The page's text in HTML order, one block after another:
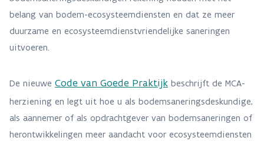
belang van bodem-ecosysteemdiensten en dat ze meer
duurzame en ecosysteemdienstvriendelijke saneringen
uitvoeren.
De nieuwe Code van Goede Praktijk beschrijft de MCA-
herziening en legt uit hoe u als bodemsaneringsdeskundige,
als aannemer of als opdrachtgever van bodemsaneringen of
herontwikkelingen meer aandacht voor ecosysteemdiensten